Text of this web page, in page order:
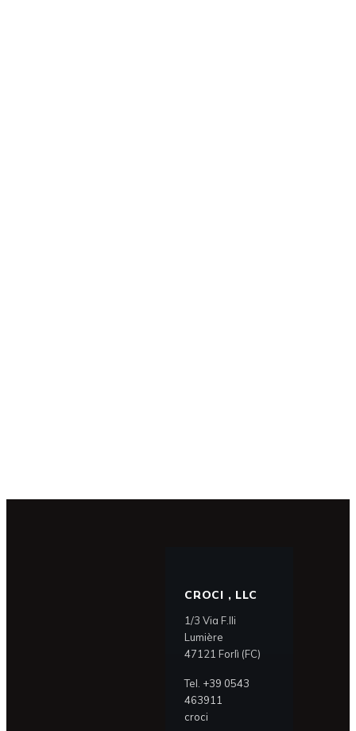
CROCI , LLC
1/3 Via F.lli
Lumière
47121 Forlì (FC)
Tel. +39 0543
463911
croci